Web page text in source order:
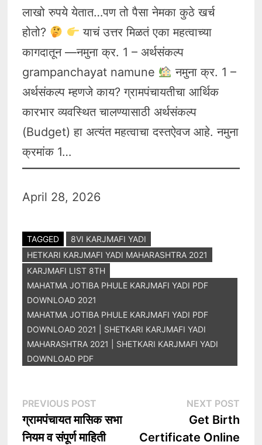
लाखो रुपये येतात…पण तो पैसा नेमका कुठे खर्च
होतो?
याचं उत्तर मिळतं एका महत्वाच्या
कागदातून —नमुना क्र. 1 – अर्थसंकल्प
grampanchayat namune
नमुना क्र. 1 –
अर्थसंकल्प म्हणजे काय? ग्रामपंचायतीचा आर्थिक
कारभार व्यवस्थित चालण्यासाठी अर्थसंकल्प
(Budget) हा अत्यंत महत्वाचा दस्तऐवज आहे. नमुना
क्रमांक 1…
April 28, 2026
TAGGED
8VI KARJMAFI YADI
HETKARI KARJMAFI YADI MAHARASHTRA 2021
KARJMAFI LIST 8TH
MAHATMA JOTIBA PHULE KARJMAFI YADI PDF
DOWNLOAD 2021
MAHATMA JOTIBA PHULE KARJMAFI YADI PDF
DOWNLOAD 2021 | SHETKARI KARJMAFI YADI
MAHARASHTRA 2021 | SHETKARI KARJMAFI YADI
DOWNLOAD PDF
Post
navigation
PREVIOUS POSTPrevious
post:
ग्रामपंचायत मासिक सभा
नियम व संपूर्ण माहिती
NEXT POST
Get Birth
Certificate Online